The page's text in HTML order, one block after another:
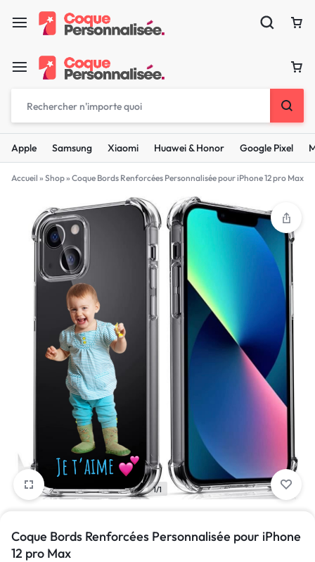
Apple Samsung Xiaomi Huawei & Honor Google Pixel
Accueil » Shop» Coque Bords Renforcées Personnalisée pour iPhone 12 pro Max
1/1
Coque Bords Renforcées Personnalisée pour iPhone
12 pro Max